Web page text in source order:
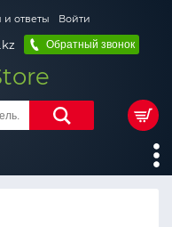
ответы Войти
Обратный звонок